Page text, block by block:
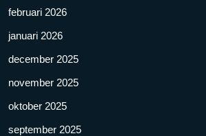
februari 2026
januari 2026
december 2025
november 2025
oktober 2025
september 2025